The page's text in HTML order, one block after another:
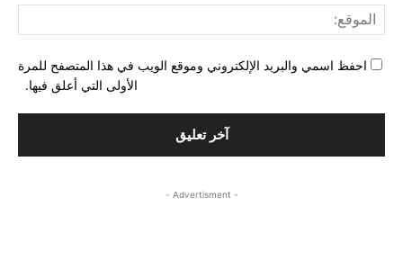
احفظ اسمي والبريد الإلكتروني وموقع الويب في هذا المتصفح للمرة
الأولى التي أعلق فيها.
- Advertisment -